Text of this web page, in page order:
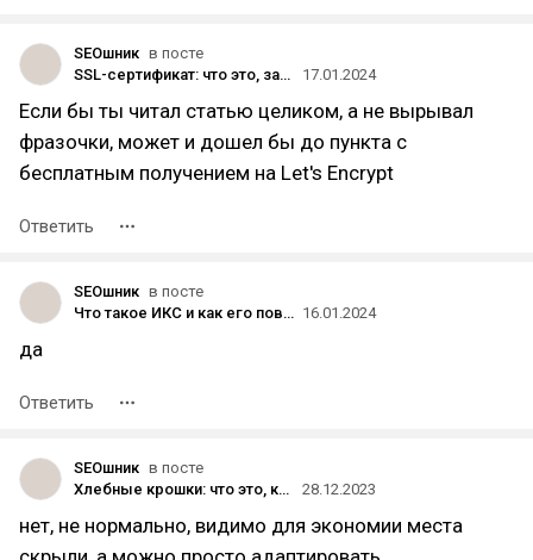
SEOшник в посте
SSL-сертификат: что это, зачем нужен и как установить на сайт
17.01.2024
Если бы ты читал статью целиком, а не вырывал
фразочки, может и дошел бы до пункта с
бесплатным получением на Let's Encrypt
Ответить
SEOшник в посте
Что такое ИКС и как его повысить 16.01.2024
да
Ответить
SEOшник в посте
Хлебные крошки: что это, как их добавить на сайт и настроить
28.12.2023
нет, не нормально, видимо для экономии места